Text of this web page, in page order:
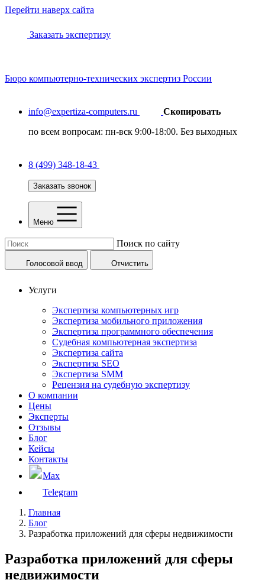
Перейти наверх сайта
Заказать экспертизу
Бюро компьютерно-технических экспертиз России
info@expertiza-computers.ru
Скопировать
по всем вопросам: пн-вск 9:00-18:00. Без выходных
8 (499) 348-18-43
Заказать звонок
Меню
Поиск по сайту
Голосовой ввод Отчистить
Услуги
Экспертиза компьютерных игр
Экспертиза мобильного приложения
Экспертиза программного обеспечения
Судебная компьютерная экспертиза
Экспертиза сайта
Экспертиза SEO
Экспертиза SMM
Рецензия на судебную экспертизу
О компании
Цены
Эксперты
Отзывы
Блог
Кейсы
Контакты
Max
Telegram
Главная
Блог
Разработка приложений для сферы недвижимости
Разработка приложений для сферы
недвижимости